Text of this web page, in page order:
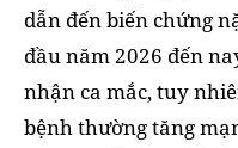
dẫn đến biến chứng
đầu năm 2026 đến
nhận ca mắc, tuy
bệnh thường tăng